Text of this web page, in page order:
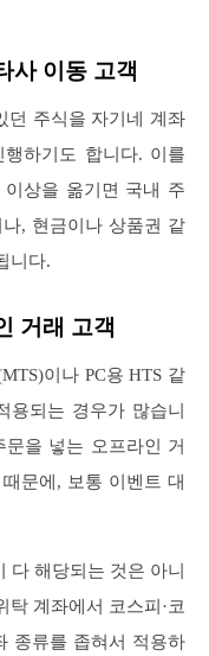
사 이동 고객
던 주식을 자기네 계좌
하기도 합니다. 이를
상을 옮기면 국내 주
, 현금이나 상품권 같
니다.
거래 고객
이나 PC용 HTS 같
되는 경우가 많습니
을 넣는 오프라인 거
문에, 보통 이벤트 대
다 해당되는 것은 아니
탁 계좌에서 코스피·코
종류를 좁혀서 적용하